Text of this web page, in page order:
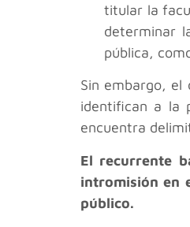
titular la
determinar
pública,
Sin embargo, el
identifican a la
encuentra
El recurrente
intromisión en
público.